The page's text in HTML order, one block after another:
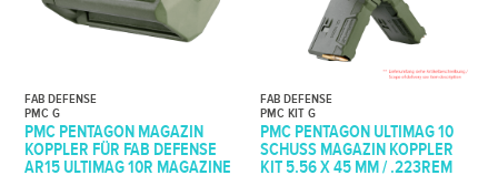
FAB DEFENSE
PMC G
PMC PENTAGON MAGAZIN
KOPPLER FÜR FAB DEFENSE
AR15 ULTIMAG 10R MAGAZINE
FAB DEFENSE
PMC KIT G
PMC PENTAGON ULTIMAG 10
SCHUSS MAGAZIN KOPPLER
KIT 5.56 X 45 MM / .223REM